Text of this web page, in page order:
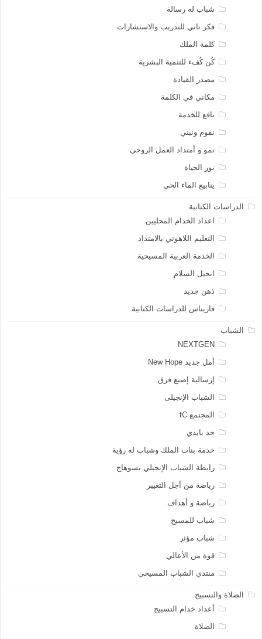
شباب له رسالة
فكر تاني للتدريب والاستشارات
كلمة الملك
كُن كُفء للتنمية البشرية
مصدر القيادة
مكاني في الكلمة
نافع للخدمة
نقوم ونبني
نمو و أمتداد العمل الروحى
نور الحياة
ينابيع الماء الحي
الدراسات الكتابية
اعداد الخدام المحليين
التعليم اللاهوتي بالامتداد
الخدمة العربية المسيحية
انجيل السلام
ذهن جديد
فاريتاس للدراسات الكتابية
الشباب
NEXTGEN
أمل جديد New Hope
إرسالية إصنع فرق
الشباب الإنجيلى
المجتمع tC
خد بايدي
خدمة بنات الملك وشباب له رؤية
رابطة الشباب الإنجيلي بسوهاج
رياضة من أجل التغيير
رياضة و أهداف
شباب للمسيح
شباب مؤثر
قوة من الأعالي
منتدي الشباب المسيحي
الصلاة والتسبيح
أعداد خدام التسبيح
الصلاة